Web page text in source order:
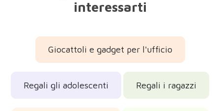
interessarti
Giocattoli e gadget per l'ufficio
Regali gli adolescenti Regali i ragazzi